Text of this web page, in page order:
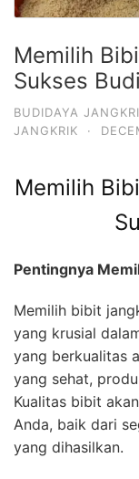
Memilih
Sukses
BUDIDAYA
JANGKRIK
·
Memilih
Pentingnya
Memilih bibit
yang krusial
yang berkualitas
yang sehat,
Kualitas bibit
Anda, baik dari
yang dihasilkan.